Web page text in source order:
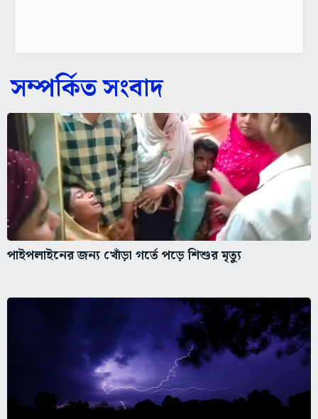
সম্পর্কিত সংবাদ
পাইপলাইনের জন্য খোঁড়া গর্তে পড়ে শিশুর মৃত্যু